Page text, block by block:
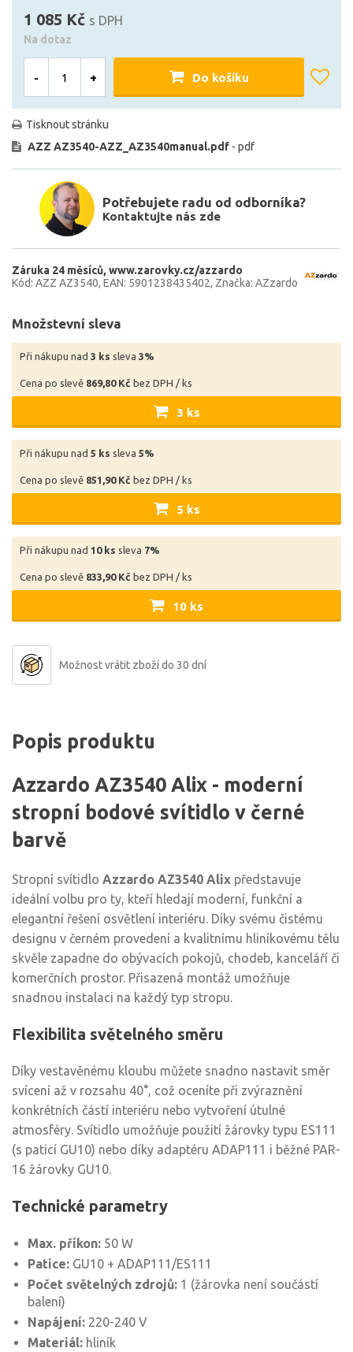
1 085 Kč s DPH
Na dotaz
- + Do košíku
Tisknout stránku
AZZ AZ3540-AZZ_AZ3540manual.pdf - pdf
Potřebujete radu od odborníka?
Kontaktujte nás zde
Záruka 24 měsíců www.zarovky.cz/azzardo
Kód: AZZ AZ3540 EAN: 5901238435402 Značka: AZzardo
Množstevní sleva
Při nákupu nad 3 ks sleva 3%
Cena po slevě 869,80 Kč bez DPH / ks
3 ks
Při nákupu nad 5 ks sleva 5%
Cena po slevě 851,90 Kč bez DPH / ks
5 ks
Při nákupu nad 10 ks sleva 7%
Cena po slevě 833,90 Kč bez DPH / ks
10 ks
Možnost vrátit zboží do 30 dní
Popis produktu
Azzardo AZ3540 Alix - moderní
stropní bodové svítidlo v černé
barvě
Stropní svítidlo Azzardo AZ3540 Alix představuje
ideální volbu pro ty, kteří hledají moderní, funkční a
elegantní řešení osvětlení interiéru. Díky svému čistému
designu v černém provedení a kvalitnímu hliníkovému tělu
skvěle zapadne do obývacích pokojů, chodeb, kanceláří či
komerčních prostor. Přisazená montáž umožňuje
snadnou instalaci na každý typ stropu.
Flexibilita světelného směru
Díky vestavěnému kloubu můžete snadno nastavit směr
svícení až v rozsahu 40°, což oceníte při zvýraznění
konkrétních částí interiéru nebo vytvoření útulné
atmosféry. Svítidlo umožňuje použití žárovky typu ES111
(s paticí GU10) nebo díky adaptéru ADAP111 i běžné PAR-
16 žárovky GU10.
Technické parametry
Max. příkon: 50 W
Patice: GU10 + ADAP111/ES111
Počet světelných zdrojů: 1 (žárovka není součástí
balení)
Napájení: 220-240 V
Materiál: hliník